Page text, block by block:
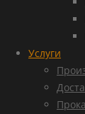
Услуги